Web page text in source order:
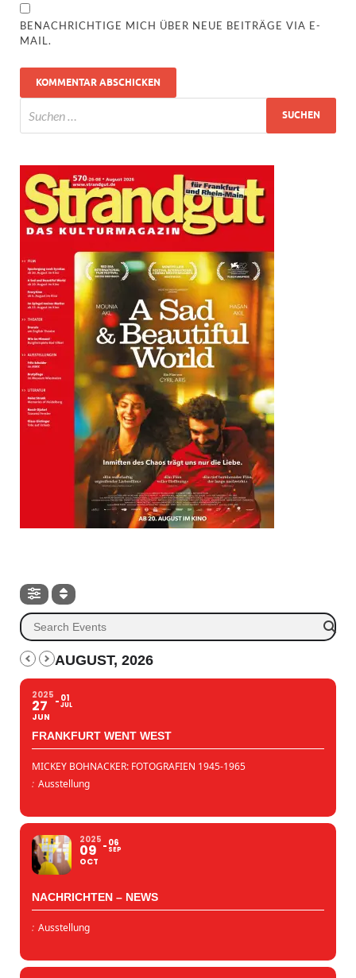
BENACHRICHTIGE MICH ÜBER NEUE BEITRÄGE VIA E-
MAIL.
AUGUST, 2026
2025
27
JUN
01
JUL
FRANKFURT WENT WEST
MICKEY BOHNACKER: FOTOGRAFIEN 1945-1965
: Ausstellung
2025
09
OCT
06
SEP
NACHRICHTEN – NEWS
: Ausstellung